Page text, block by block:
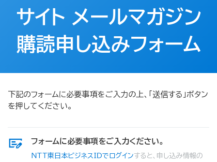
サイト メールマガジン
購読申し込みフォーム
下記のフォームに必要事項をご入力の上、「送信する」ボタン
を押してください。
フォームに必要事項をご入力ください。
NTT東日本ビジネスIDでログインすると、申し込み情報の